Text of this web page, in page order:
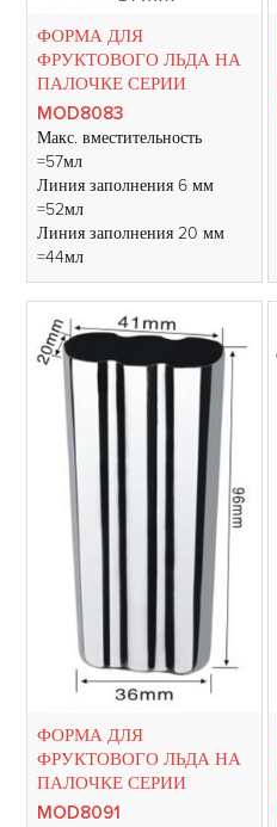
ФОРМА ДЛЯ
ФРУКТОВОГО ЛЬДА НА
ПАЛОЧКЕ СЕРИИ
MOD8083
Макс. вместительность
=57мл
Линия заполнения 6 мм
=52мл
Линия заполнения 20 мм
=44мл
ФОРМА ДЛЯ
ФРУКТОВОГО ЛЬДА НА
ПАЛОЧКЕ СЕРИИ
MOD8091